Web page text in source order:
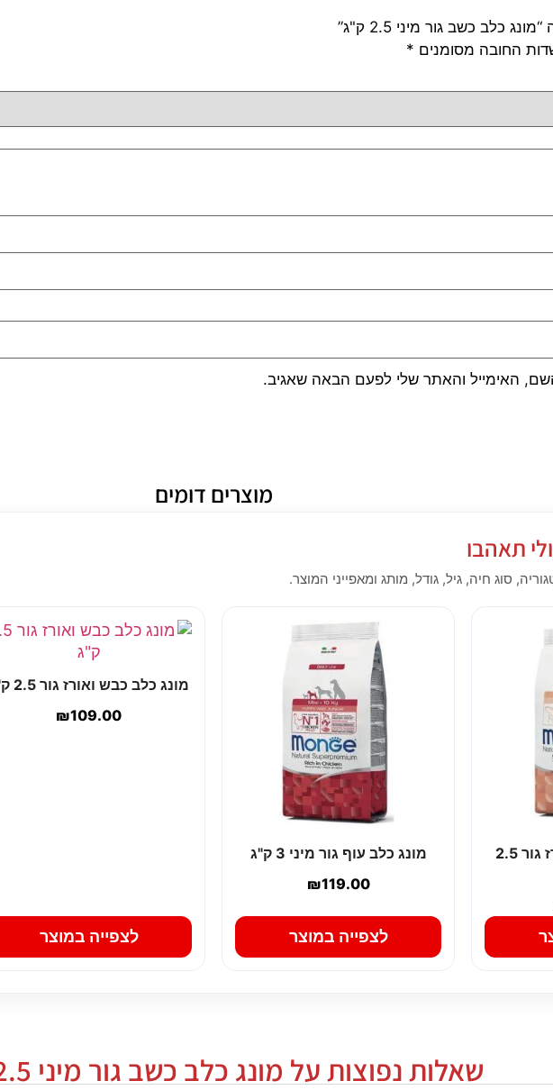
כלב כשב גור מיני 2.5 ק"ג”
החובה מסומנים *
האימייל והאתר שלי לפעם הבאה שאגיב.
מוצרים דומים
תאהבו
סוג חיה, גיל, גודל, מותג ומאפייני המוצר.
מונג כלב סלמון ואורז גור 2.5
מונג כלב עוף גור מיני 3 ק"ג
₪119.00
לצפייה במוצר
מונג כלב כבש ואורז גור 2.5 ק"ג
₪109.00
לצפייה במוצר
שאלות נפוצות על מונג כלב כשב גור מיני 2.5 ק"ג